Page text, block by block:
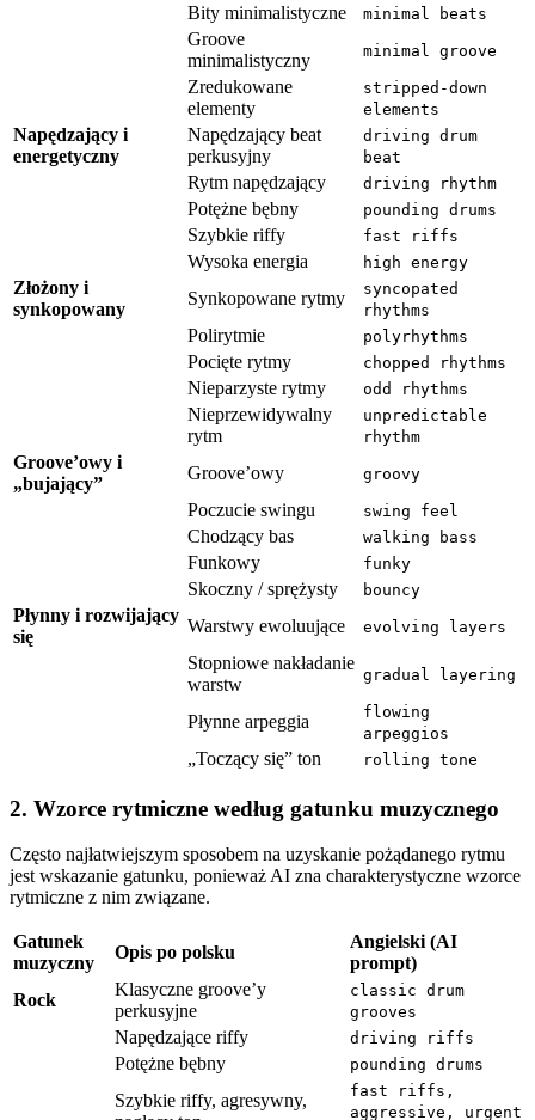
Bity minimalistyczne minimal beats
Groove
minimalistyczny
minimal groove
Zredukowane
elementy
stripped-down
elements
Napędzający i
energetyczny
Napędzający beat
perkusyjny
driving drum
beat
Rytm napędzający driving rhythm
Potężne bębny pounding drums
Szybkie riffy fast riffs
Wysoka energia high energy
Złożony i
synkopowany
Synkopowane rytmy
syncopated
rhythms
Polirytmie polyrhythms
Pocięte rytmy chopped rhythms
Nieparzyste rytmy odd rhythms
Nieprzewidywalny
rytm
unpredictable
rhythm
Groove’owy i
„bujający”
Groove’owy groovy
Poczucie swingu swing feel
Chodzący bas walking bass
Funkowy funky
Skoczny / sprężysty bouncy
Płynny i rozwijający
się
Warstwy ewoluujące evolving layers
Stopniowe nakładanie
warstw
gradual layering
Płynne arpeggia
flowing
arpeggios
„Toczący się” ton rolling tone
2. Wzorce rytmiczne według gatunku muzycznego
Często najłatwiejszym sposobem na uzyskanie pożądanego rytmu
jest wskazanie gatunku, ponieważ AI zna charakterystyczne wzorce
rytmiczne z nim związane.
Gatunek
muzyczny
Opis po polsku
Angielski (AI
prompt)
Rock
Klasyczne groove’y
perkusyjne
classic drum
grooves
Napędzające riffy driving riffs
Potężne bębny pounding drums
Szybkie riffy, agresywny,
fast riffs,
aggressive, urgent